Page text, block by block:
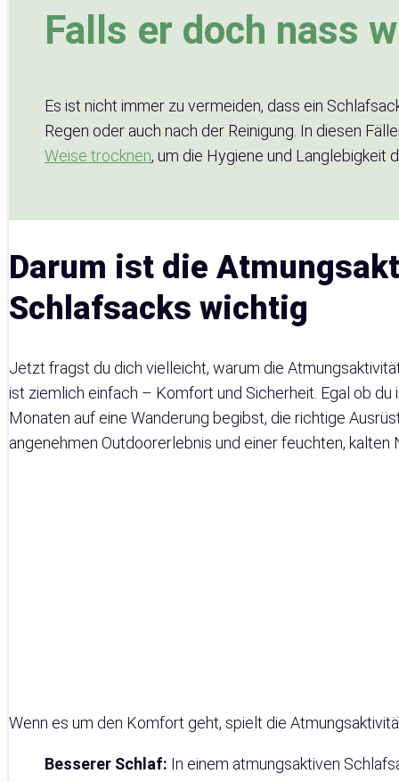
Falls er doch nass
Es ist nicht immer zu vermeiden, dass ein
Regen oder auch nach der Reinigung. In diesen
Weise trocknen, um die Hygiene und Langlebigkeit
Darum ist die
Schlafsacks wichtig
Jetzt fragst du dich vielleicht, warum die
ist ziemlich einfach – Komfort und Sicherheit. Egal ob
Monaten auf eine Wanderung begibst, die richtige
angenehmen Outdoorerlebnis und einer feuchten,
Wenn es um den Komfort geht, spielt die
Besserer Schlaf: In einem atmungsaktiven